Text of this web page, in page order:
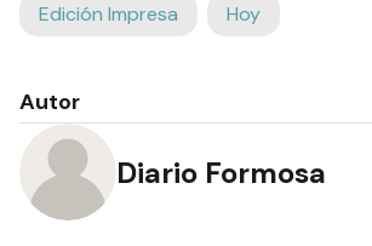
Edición Impresa Hoy
Autor
Diario Formosa